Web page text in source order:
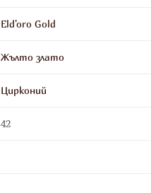
Eld'oro Gold
Жълто злато
Цирконий
42